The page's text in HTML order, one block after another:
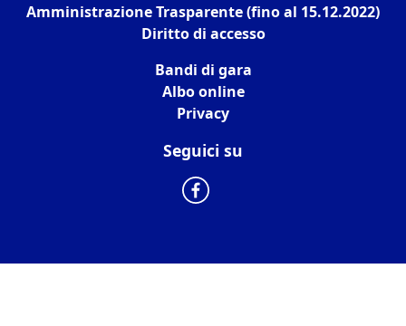
Amministrazione Trasparente (fino al 15.12.2022)
Diritto di accesso
Bandi di gara
Albo online
Privacy
Seguici su